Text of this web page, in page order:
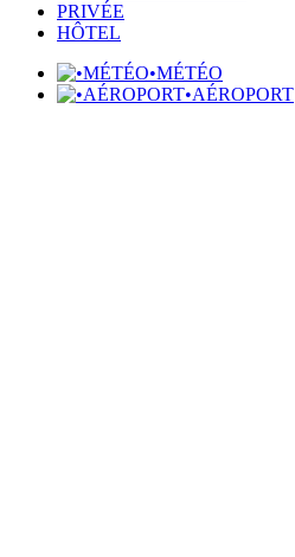
PRIVÉE
HÔTEL
•MÉTÉO
•AÉROPORT